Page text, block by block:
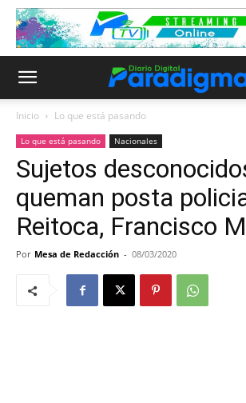
Inicio Lo que está pasando
Lo que está pasando Nacionales
Sujetos
queman posta
Reitoca, Francisco
Por Mesa de Redacción - 08/03/2020